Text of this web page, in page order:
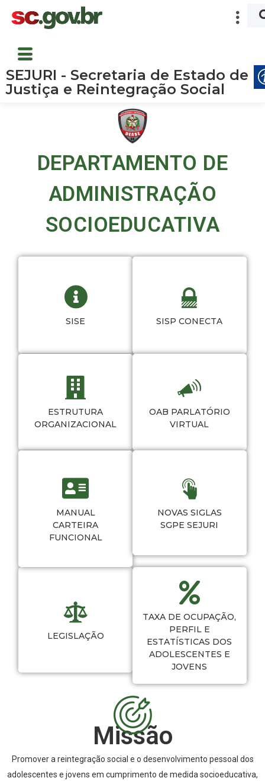
SEJURI - Secretaria de Estado de
Justiça e Reintegração Social
DEPARTAMENTO DE
ADMINISTRAÇÃO
SOCIOEDUCATIVA
SISE SISP CONECTA
ESTRUTURA
ORGANIZACIONAL
OAB PARLATÓRIO
VIRTUAL
LEGISLAÇÃO
TAXA DE OCUPAÇÃO,
PERFIL E
ESTATÍSTICAS DOS
ADOLESCENTES E
JOVENS
MANUAL
CARTEIRA
FUNCIONAL
NOVAS SIGLAS
SGPE SEJURI
Missão
Promover a reintegração social e o desenvolvimento pessoal dos
adolescentes e jovens em cumprimento de medida socioeducativa,